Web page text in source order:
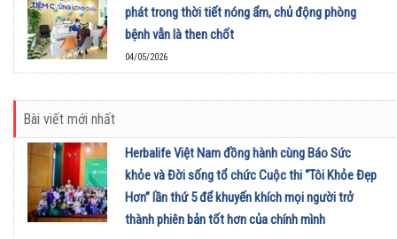
phát trong thời tiết nóng ẩm, chủ động phòng
bệnh vẫn là then chốt
04/05/2026
Bài viết mới nhất
Herbalife Việt Nam đồng hành cùng Báo Sức
khỏe và Đời sống tổ chức Cuộc thi “Tôi Khỏe Đẹp
Hơn” lần thứ 5 để khuyến khích mọi người trở
thành phiên bản tốt hơn của chính mình